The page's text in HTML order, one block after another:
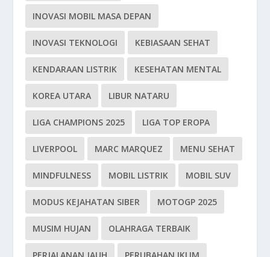
INOVASI MOBIL MASA DEPAN
INOVASI TEKNOLOGI KEBIASAAN SEHAT
KENDARAAN LISTRIK KESEHATAN MENTAL
KOREA UTARA LIBUR NATARU
LIGA CHAMPIONS 2025 LIGA TOP EROPA
LIVERPOOL MARC MARQUEZ MENU SEHAT
MINDFULNESS MOBIL LISTRIK MOBIL SUV
MODUS KEJAHATAN SIBER MOTOGP 2025
MUSIM HUJAN OLAHRAGA TERBAIK